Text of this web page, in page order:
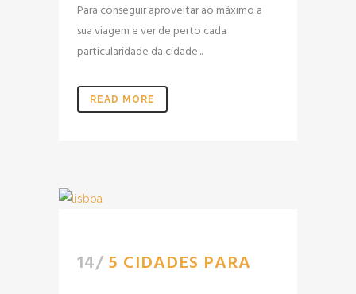
Para conseguir aproveitar ao máximo a
sua viagem e ver de perto cada
particularidade da cidade...
READ MORE
14/5 CIDADES PARA